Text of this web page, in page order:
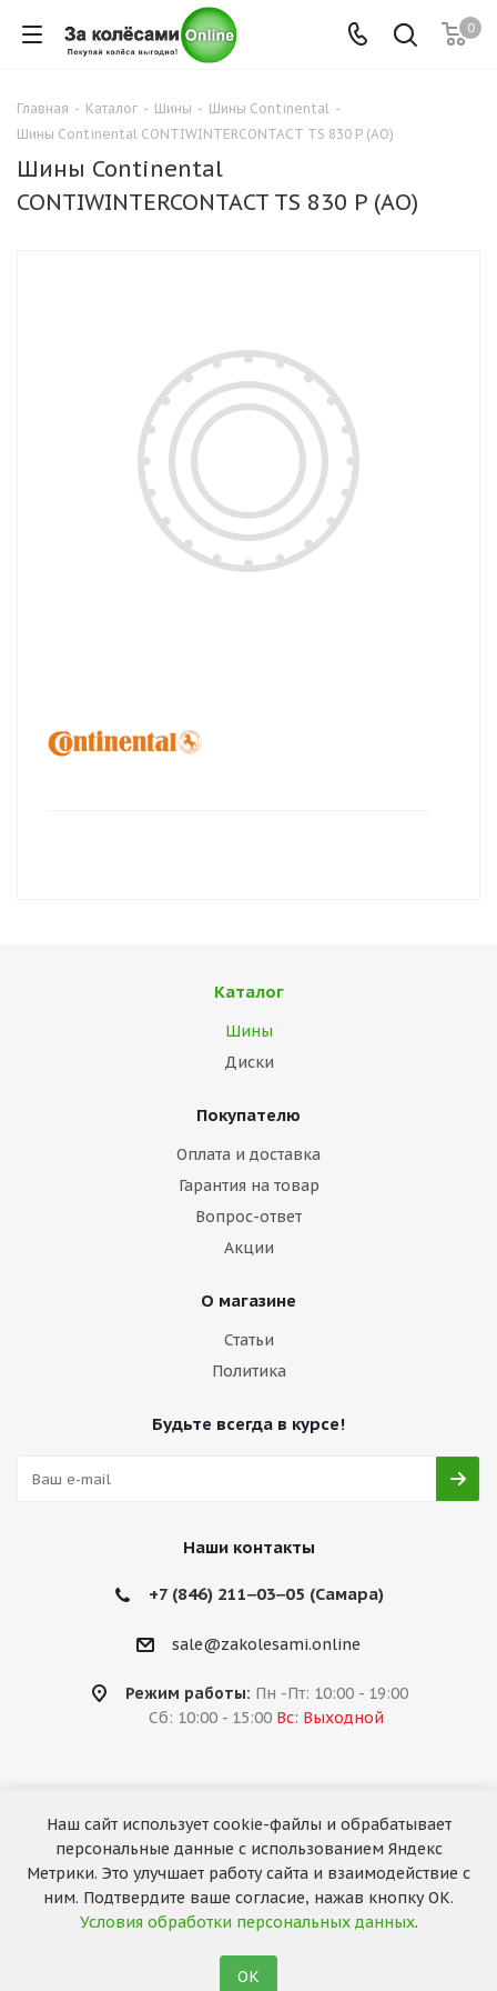
0
Главная - Каталог - Шины - Шины Continental -
Шины Continental CONTIWINTERCONTACT TS 830 P (AO)
Шины Continental
CONTIWINTERCONTACT TS 830 P (AO)
Каталог
Шины
Диски
Покупателю
Оплата и доставка
Гарантия на товар
Вопрос-ответ
Акции
О магазине
Статьи
Политика
Будьте всегда в курсе!
Наши контакты
+7 (846) 211‒03‒05 (Самара)
sale@zakolesami.online
Режим работы: Пн -Пт: 10:00 - 19:00
Сб: 10:00 - 15:00 Вс: Выходной
2026 © «За колёсами.Online»
Запуск сайта —RuMaster
Наш сайт использует cookie-файлы и обрабатывает
персональные данные с использованием Яндекс
Метрики. Это улучшает работу сайта и взаимодействие с
ним. Подтвердите ваше согласие, нажав кнопку ОК.
Условия обработки персональных данных.
ОК